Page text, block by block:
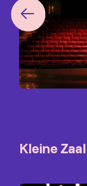
Kleine Zaal